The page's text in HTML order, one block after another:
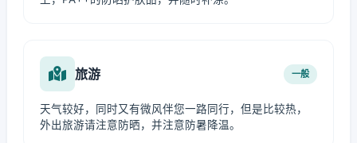
旅游 一般
天气较好，同时又有微风伴您一路同行，但是比较热，
外出旅游请注意防晒，并注意防暑降温。